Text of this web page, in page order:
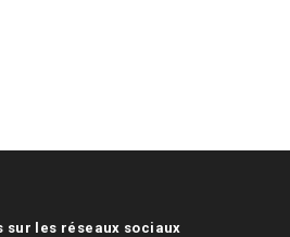
sur les réseaux sociaux